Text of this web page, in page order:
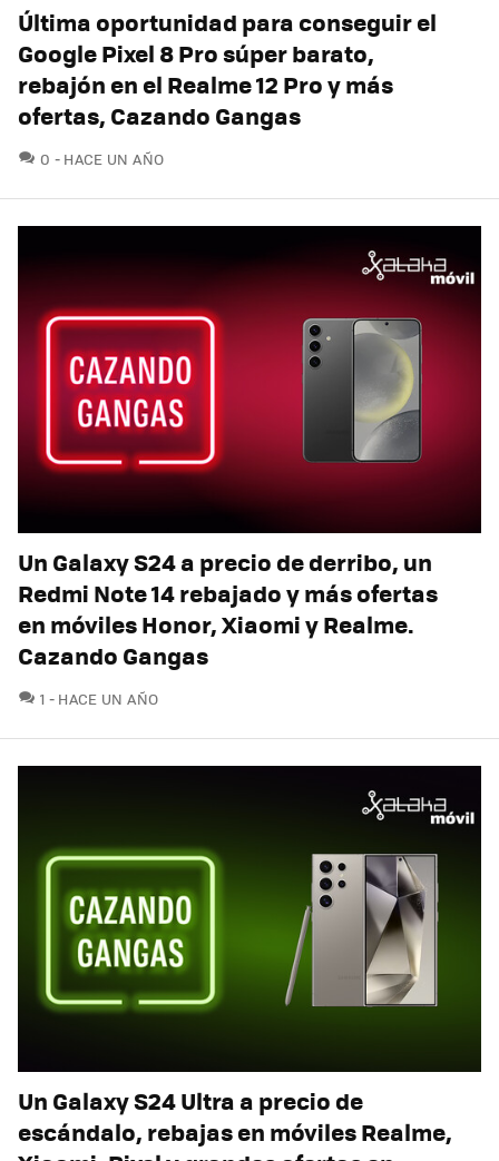
Última oportunidad para conseguir el
Google Pixel 8 Pro súper barato,
rebajón en el Realme 12 Pro y más
ofertas, Cazando Gangas
0 COMENTARIOS
HACE UN AÑO
Un Galaxy S24 a precio de derribo, un
Redmi Note 14 rebajado y más ofertas
en móviles Honor, Xiaomi y Realme.
Cazando Gangas
1 COMENTARIOS
HACE UN AÑO
Un Galaxy S24 Ultra a precio de
escándalo, rebajas en móviles Realme,